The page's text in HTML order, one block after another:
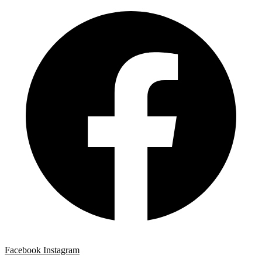
Facebook Instagram